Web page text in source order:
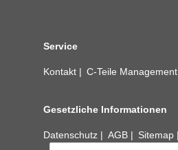
Service
Kontakt C-Teile Management
Gesetzliche Informationen
Datenschutz AGB Sitemap